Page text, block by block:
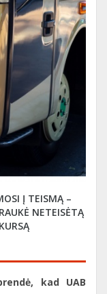
Į TEISMĄ –
NETEISĖTĄ
kad UAB